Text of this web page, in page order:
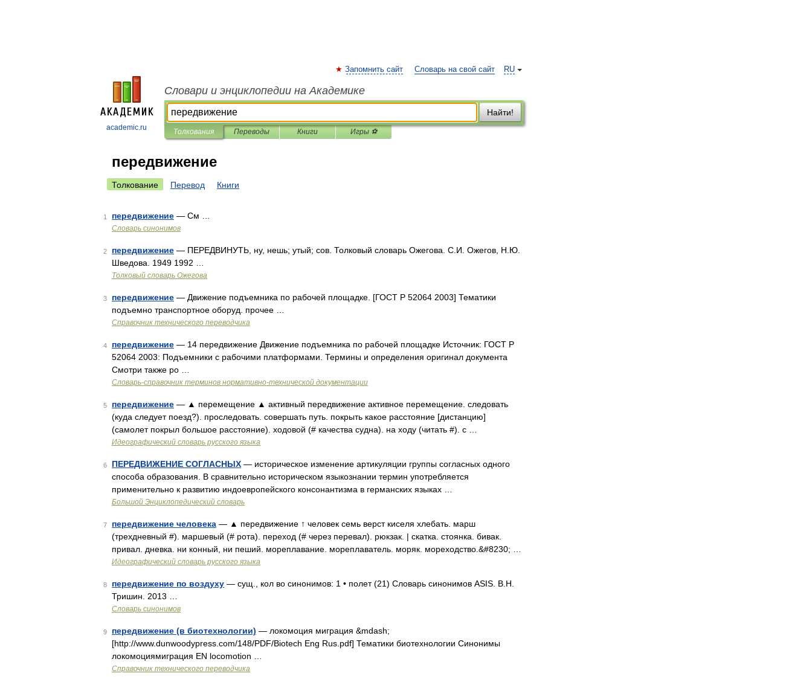
academic.ru
RU
Запомнить сайт Словарь на свой сайт
Словари и энциклопедии на Академике
Найти!
Толкования Переводы Книги Игры ⚽
передвижение
Толкование Перевод Книги
1 передвижение — См …
Словарь синонимов
2 передвижение — ПЕРЕДВИНУТЬ, ну, нешь; утый; сов. Толковый словарь Ожегова. С.И. Ожегов, Н.Ю.
Шведова. 1949 1992 …
Толковый словарь Ожегова
3 передвижение — Движение подъемника по рабочей площадке. [ГОСТ Р 52064 2003] Тематики
подъемно транспортное оборуд. прочее …
Справочник технического переводчика
4 передвижение — 14 передвижение Движение подъемника по рабочей площадке Источник: ГОСТ Р
52064 2003: Подъемники с рабочими платформами. Термины и определения оригинал документа
Смотри также ро …
Словарь-справочник терминов нормативно-технической документации
5 передвижение — ▲ перемещение ▲ активный передвижение активное перемещение. следовать
(куда следует поезд?). проследовать. совершать путь. покрыть какое расстояние [дистанцию]
(самолет покрыл большое расстояние). ходовой (# качества судна). на ходу (читать #). с …
Идеографический словарь русского языка
6 ПЕРЕДВИЖЕНИЕ СОГЛАСНЫХ — историческое изменение артикуляции группы согласных одного
способа образования. В сравнительно историческом языкознании термин употребляется
применительно к развитию индоевропейского консонантизма в германских языках …
Большой Энциклопедический словарь
7 передвижение человека — ▲ передвижение ↑ человек семь верст киселя хлебать. марш
(трехдневный #). маршевый (# рота). переход (# через перевал). рюкзак. | скатка. стоянка. бивак.
привал. дневка. ни конный, ни пеший. мореплавание. мореплаватель. моряк. мореходство.&#8230; …
Идеографический словарь русского языка
8 передвижение по воздуху — сущ., кол во синонимов: 1 • полет (21) Словарь синонимов ASIS. В.Н.
Тришин. 2013 …
Словарь синонимов
9 передвижение (в биотехнологии) — локомоция миграция &mdash;
[http://www.dunwoodypress.com/148/PDF/Biotech Eng Rus.pdf] Тематики биотехнологии Синонимы
локомоциямиграция EN locomotion …
Справочник технического переводчика